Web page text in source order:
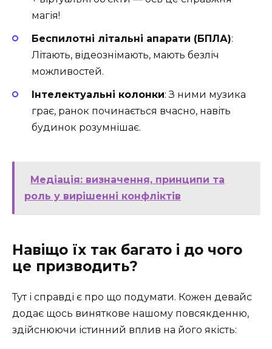
магія!
Беспилотні літальні апарати (БПЛА):
Літають, відеознімають, мають безліч
можливостей.
Інтелектуальні колонки: З ними музика
грає, ранок починається вчасно, навіть
будинок розумнішає.
Медіація: визначення, принципи та
роль у вирішенні конфліктів
Навіщо їх так багато і до чого
це призводить?
Тут і справді є про що подумати. Кожен девайс
додає щось виняткове нашому повсякденню,
здійснюючи істинний вплив на його якість: